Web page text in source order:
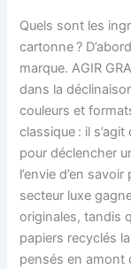
Quels sont les
cartonne ?
marque. AGIR
dans la
couleurs et
classique : il
pour déclencher
l’envie d’en
secteur luxe
originales, tandis
papiers recyclés
pensés en amont